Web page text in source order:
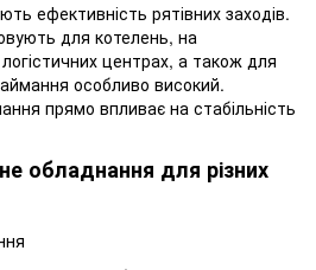
ефективність рятівних заходів.
для котелень, на
центрах, а також для
особливо високий.
прямо впливає на стабільність
обладнання для різних